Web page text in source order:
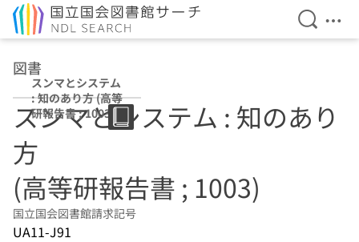
検索を
メ
図書
スンマとシステム
: 知のあり方 (高等
研報告書 ; 1003)
スンマとシステム : 知のあり
方
(高等研報告書 ; 1003)
国立国会図書館請求記号
UA11-J91